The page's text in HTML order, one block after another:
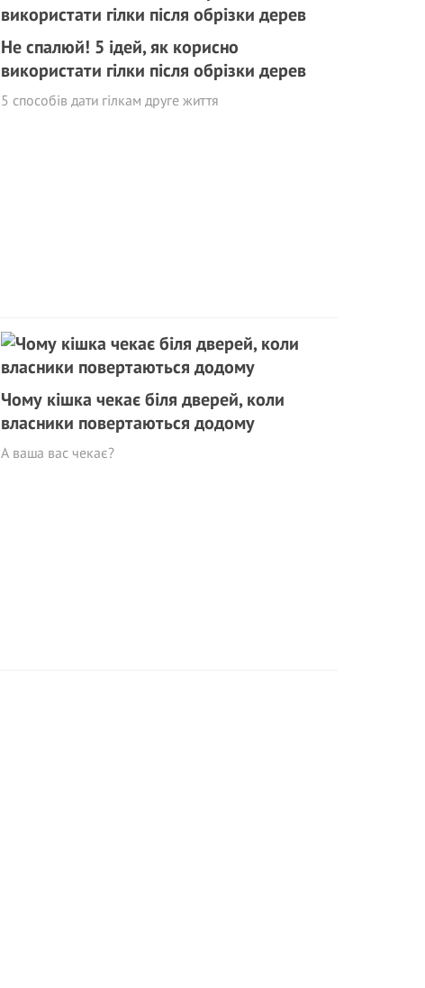
Не спалюй! 5 ідей, як корисно
використати гілки після обрізки дерев
5 способів дати гілкам друге життя
Чому кішка чекає біля дверей, коли
власники повертаються додому
А ваша вас чекає?